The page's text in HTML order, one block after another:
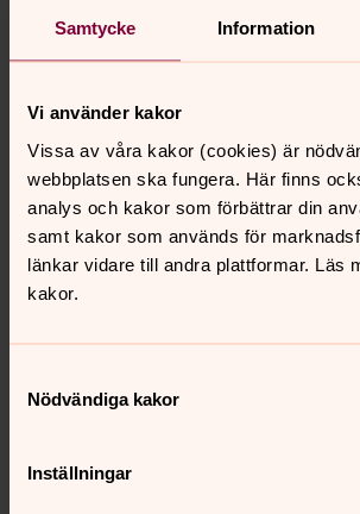
Samtycke Information
Vi använder kakor
Vissa av våra kakor (cookies) är
webbplatsen ska fungera. Här finns
analys och kakor som förbättrar din
samt kakor som används för
länkar vidare till andra plattformar. Läs
kakor.
Nödvändiga kakor
Inställningar
gärna framför:
Bönav Jerker Leijon
Så går en dag än från vår tid
Så småningom kommer man att
musiken här.